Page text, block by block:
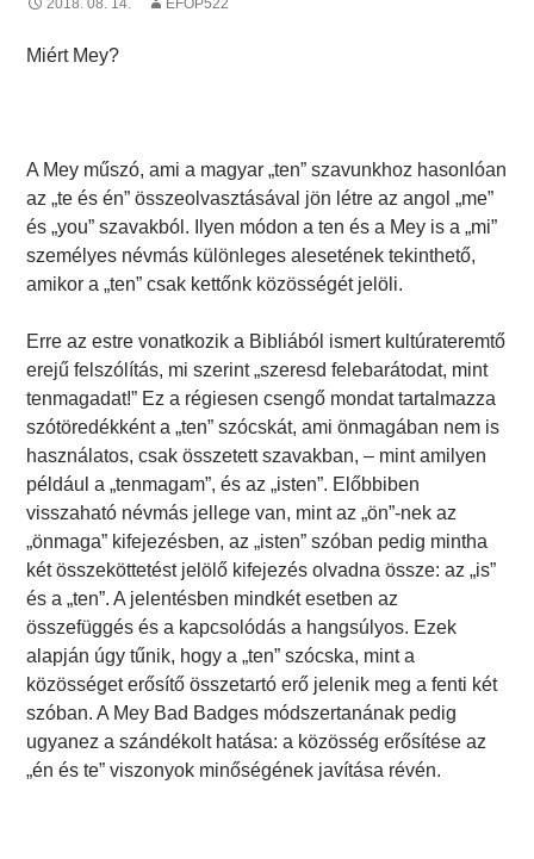
2018. 08. 14. EFOP522
Miért Mey?
A Mey műszó, ami a magyar „ten” szavunkhoz hasonlóan
az „te és én” összeolvasztásával jön létre az angol „me”
és „you” szavakból. Ilyen módon a ten és a Mey is a „mi”
személyes névmás különleges alesetének tekinthető,
amikor a „ten” csak kettőnk közösségét jelöli.
Erre az estre vonatkozik a Bibliából ismert kultúrateremtő
erejű felszólítás, mi szerint „szeresd felebarátodat, mint
tenmagadat!” Ez a régiesen csengő mondat tartalmazza
szótöredékként a „ten” szócskát, ami önmagában nem is
használatos, csak összetett szavakban, – mint amilyen
például a „tenmagam”, és az „isten”. Előbbiben
visszaható névmás jellege van, mint az „ön”-nek az
„önmaga” kifejezésben, az „isten” szóban pedig mintha
két összeköttetést jelölő kifejezés olvadna össze: az „is”
és a „ten”. A jelentésben mindkét esetben az
összefüggés és a kapcsolódás a hangsúlyos. Ezek
alapján úgy tűnik, hogy a „ten” szócska, mint a
közösséget erősítő összetartó erő jelenik meg a fenti két
szóban. A Mey Bad Badges módszertanának pedig
ugyanez a szándékolt hatása: a közösség erősítése az
„én és te” viszonyok minőségének javítása révén.